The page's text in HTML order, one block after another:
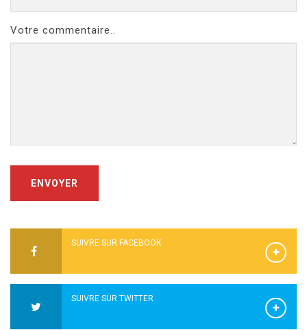
Votre commentaire..
ENVOYER
SUIVRE SUR FACEBOOK
SUIVRE SUR TWITTER